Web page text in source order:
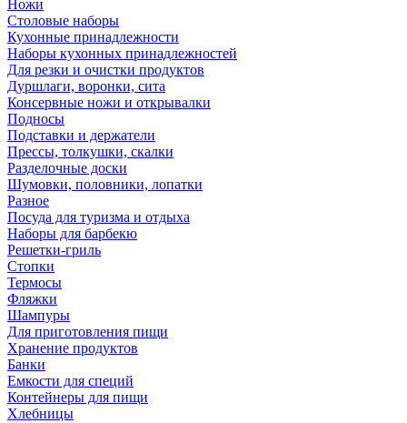
Ножи
Столовые наборы
Кухонные принадлежности
Наборы кухонных принадлежностей
Для резки и очистки продуктов
Дуршлаги, воронки, сита
Консервные ножи и открывалки
Подносы
Подставки и держатели
Прессы, толкушки, скалки
Разделочные доски
Шумовки, половники, лопатки
Разное
Посуда для туризма и отдыха
Наборы для барбекю
Решетки-гриль
Стопки
Термосы
Фляжки
Шампуры
Для приготовления пищи
Хранение продуктов
Банки
Емкости для специй
Контейнеры для пищи
Хлебницы